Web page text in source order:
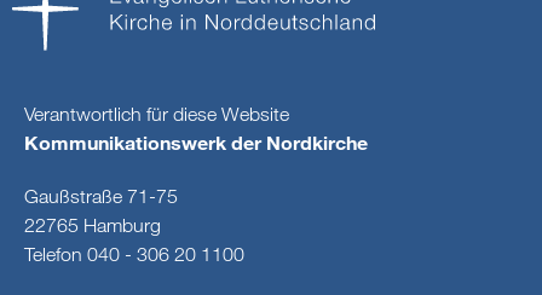
Verantwortlich für diese Website
Kommunikationswerk der Nordkirche
Gaußstraße 71-75
22765 Hamburg
Telefon 040 - 306 20 1100